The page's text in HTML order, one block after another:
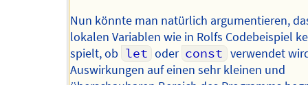
Nun könnte man natürlich argumentieren,
lokalen Variablen wie in Rolfs Codebeispiel
spielt, ob let oder const verwendet
Auswirkungen auf einen sehr kleinen und